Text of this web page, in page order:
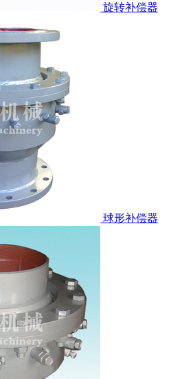
旋转补偿器
球形补偿器